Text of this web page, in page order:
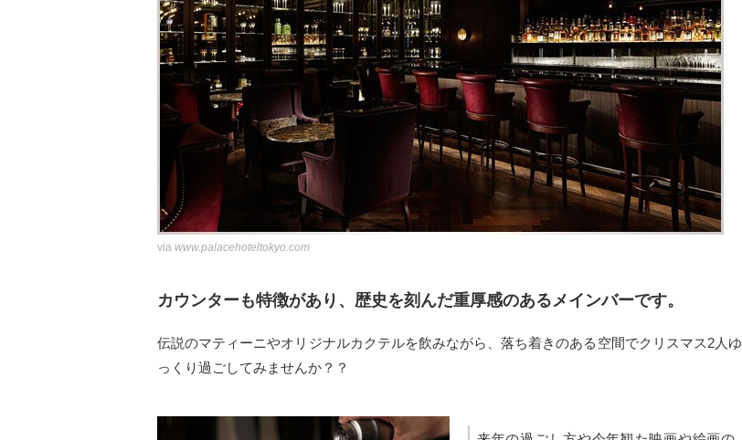
via www.palacehoteltokyo.com
カウンターも特徴があり、歴史を刻んだ重厚感のあるメインバーです。
伝説のマティーニやオリジナルカクテルを飲みながら、落ち着きのある空間でクリスマス2人ゆ
っくり過ごしてみませんか？？